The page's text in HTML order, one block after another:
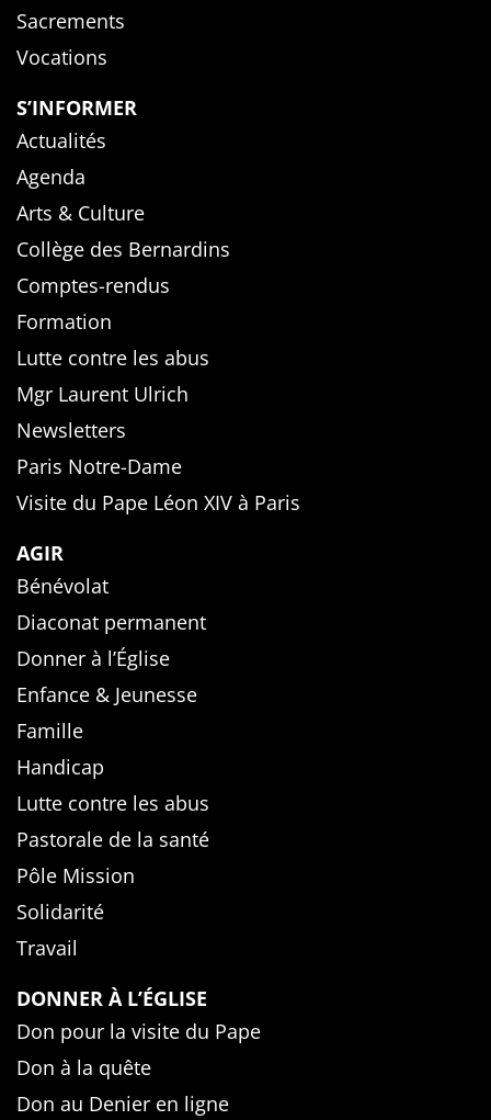
Sacrements
Vocations
S’INFORMER
Actualités
Agenda
Arts & Culture
Collège des Bernardins
Comptes-rendus
Formation
Lutte contre les abus
Mgr Laurent Ulrich
Newsletters
Paris Notre-Dame
Visite du Pape Léon XIV à Paris
AGIR
Bénévolat
Diaconat permanent
Donner à l’Église
Enfance & Jeunesse
Famille
Handicap
Lutte contre les abus
Pastorale de la santé
Pôle Mission
Solidarité
Travail
DONNER À L’ÉGLISE
Don pour la visite du Pape
Don à la quête
Don au Denier en ligne